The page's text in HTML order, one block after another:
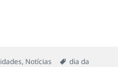
dedicação e
, Notícias Tags
dia da